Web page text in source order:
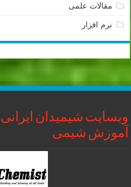
مقالات علمی
نرم افزار
وبسایت شیمیدان
آموزش شیمی